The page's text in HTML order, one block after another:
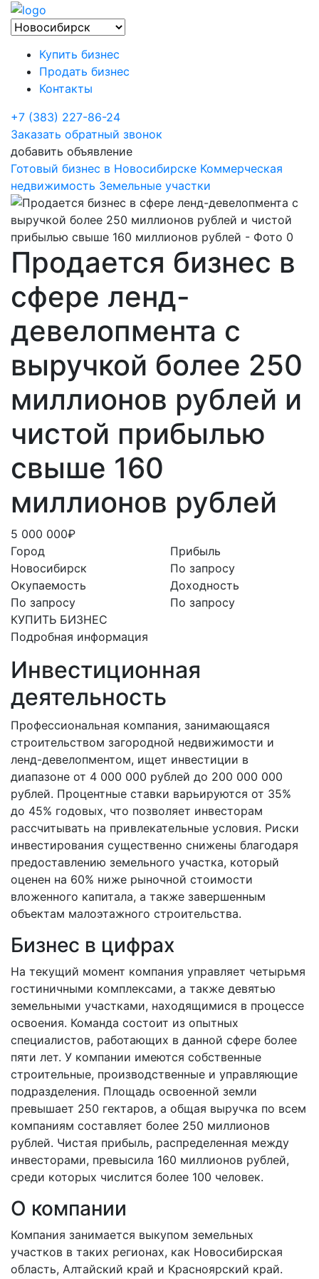
Купить бизнес
Продать бизнес
Контакты
+7 (383) 227-86-24
Заказать обратный звонок
добавить объявление
Готовый бизнес в Новосибирске Коммерческая
недвижимость Земельные участки
Продается бизнес в
сфере ленд-
девелопмента с
выручкой более 250
миллионов рублей и
чистой прибылью
свыше 160
миллионов рублей
5 000 000₽
Город
Новосибирск
Окупаемость
По запросу
КУПИТЬ БИЗНЕС
Прибыль
По запросу
Доходность
По запросу
Подробная информация
Инвестиционная
деятельность
Профессиональная компания, занимающаяся
строительством загородной недвижимости и
ленд-девелопментом, ищет инвестиции в
диапазоне от 4 000 000 рублей до 200 000 000
рублей. Процентные ставки варьируются от 35%
до 45% годовых, что позволяет инвесторам
рассчитывать на привлекательные условия. Риски
инвестирования существенно снижены благодаря
предоставлению земельного участка, который
оценен на 60% ниже рыночной стоимости
вложенного капитала, а также завершенным
объектам малоэтажного строительства.
Бизнес в цифрах
На текущий момент компания управляет четырьмя
гостиничными комплексами, а также девятью
земельными участками, находящимися в процессе
освоения. Команда состоит из опытных
специалистов, работающих в данной сфере более
пяти лет. У компании имеются собственные
строительные, производственные и управляющие
подразделения. Площадь освоенной земли
превышает 250 гектаров, а общая выручка по всем
компаниям составляет более 250 миллионов
рублей. Чистая прибыль, распределенная между
инвесторами, превысила 160 миллионов рублей,
среди которых числится более 100 человек.
О компании
Компания занимается выкупом земельных
участков в таких регионах, как Новосибирская
область, Алтайский край и Красноярский край.